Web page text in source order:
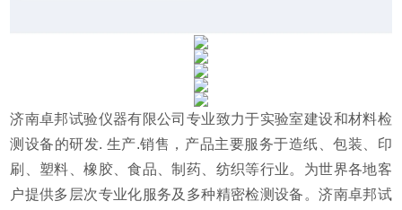
济南卓邦试验仪器有限公司专业致力于实验室建设和材料检
测设备的研发. 生产.销售，产品主要服务于造纸、包装、印
刷、塑料、橡胶、食品、制药、纺织等行业。为世界各地客
户提供多层次专业化服务及多种精密检测设备。济南卓邦试